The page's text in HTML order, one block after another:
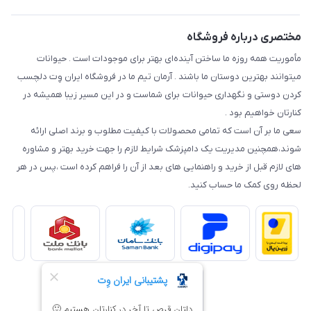
مختصری درباره فروشگاه
مأموریت همه روزه ما ساختن آینده‌ای بهتر برای موجودات است . حیوانات
میتوانند بهترین دوستان ما باشند . آرمان تیم ما در فروشگاه ایران وِت دلچسب
کردن دوستی و نگهداری حیوانات برای شماست و در این مسیر زیبا همیشه در
کنارتان خواهیم بود .
سعی ما بر آن است که تمامی محصولات با کیفیت مطلوب و برند اصلی ارائه
شوند،همچنین مدیریت یک دامپزشک شرایط لازم را جهت خرید بهتر و مشاوره
های لازم قبل از خرید و راهنمایی های بعد از آن را فراهم کرده است ،پس در هر
لحظه روی کمک ما حساب کنید.